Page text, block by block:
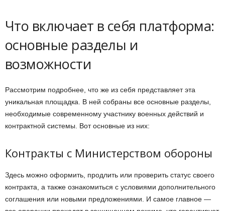
Что включает в себя платформа:
основные разделы и
возможности
Рассмотрим подробнее, что же из себя представляет эта
уникальная площадка. В ней собраны все основные разделы,
необходимые современному участнику военных действий и
контрактной системы. Вот основные из них:
Контракты с Министерством обороны
Здесь можно оформить, продлить или проверить статус своего
контракта, а также ознакомиться с условиями дополнительного
соглашения или новыми предложениями. И самое главное —